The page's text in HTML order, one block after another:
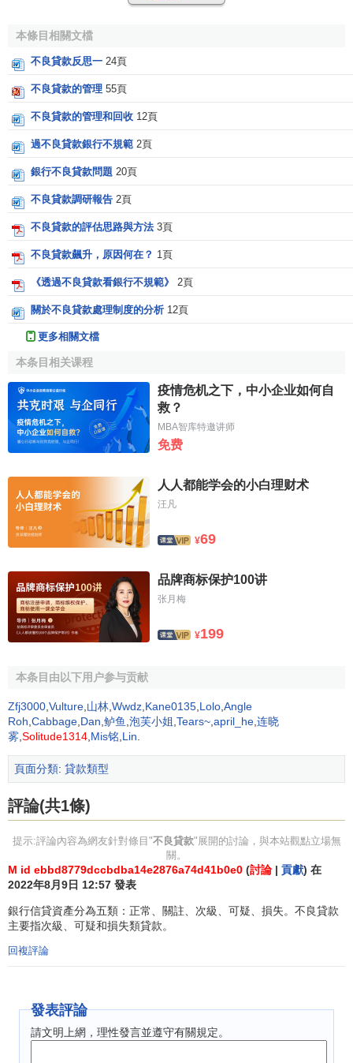
不僅企業、企業主管部門以及地方黨政部門的許多人這樣認
為，就連我國銀行的一些幹部職工也都這樣認為。當問到企
說是國家給的，更有一些國有企業的領導人甚至認為，
企業借國有銀行的錢，就好比是一個人把他的錢從一個口袋
挪到另一個口袋，償不償還都無所謂。國有銀行的資產被全
部看作是國有資產，國有銀行的錢被認為是姓“公”，這是導致
我國銀行不良貸款產生的思想根源。
實際上，從國家銀行的
自有資金在國家銀行信貸資金來源中所占的比重很小，國家
銀行的錢主要來自存款，各項存款在國家銀行信貸資金來源
中占的比重在60％左右，而各項存款中有一半以上是
款，儲蓄存款在國家銀行信貸資金來源中占到三分之一左
右，我國銀行的錢主要是存款人的錢，國有銀行的資產主要
的錢集中起來，另一方面作為債權人將錢貸給借款人，從這
個意義上說，銀行對不該貸的客戶提供貸款，就是對存款人
的不負責任的行為，甚至可以說是對存款人的犯罪。
2、借款人信用觀念不強，償債能力
長期以來，我國企業一直不是真正自主經營、自負盈虧
的市場競爭
主體。改革開放以後，這一狀況雖然有所改善，
但並沒有從根本上加以改變，一些企業吃銀行信貸資金“大鍋
飯”的思想依然比較嚴重，信用觀念不強，主要表現為“倒逼”
銀行貸款，逃避銀行債務。
一些企業信用觀念不強，與我國對不講信用的企業及其
負責人缺乏嚴厲、有效的製裁措施有關，與企業的
太低有著直接的關係。導致企業償債能力太低的原因是多方
業或項目沒有進行周密的可行性研究
不能上，但有些領導卻拍著胸脯上了，造成決策失誤；企業
經營管理不善，投入產出率低，經營效益 不好；企業的社會
負擔和其他負擔沉重，承擔著部分政策性職能，使企業舉借
的大量資金被用於非生產性開支，等等。實際上，我國企業
的債務負擔已經非常沉重，而且有愈來愈重之勢，我國許多
企業已不具備完全的
務，而企業要生存和發展，就必須設法增加其資金來源，減
輕其債務負擔，在這種情況下，企業拖欠銀行貸款、逃廢銀
因此，減輕企業債務負擔具有必要性和緊迫性。但是減
輕企業債務負擔不能損害銀行的正當合法權益，更不能把逃
廢銀行債務作為減輕企業債務負擔的主要途徑。銀行債務轉
股權雖然能大大減輕
權轉股權為法律所不允許。銀行債權轉股權實際上是將銀行
不良債權轉變為不良股權，只不過改變了一下銀行
本條目相關文檔
不良貸款反思一 24頁
不良貸款的管理 55頁
不良貸款的管理和回收 12頁
過不良貸款銀行不規範 2頁
銀行不良貸款問題 20頁
不良貸款調研報告 2頁
不良貸款的評估思路與方法 3頁
不良貸款飆升，原因何在？ 1頁
《透過不良貸款看銀行不規範》 2頁
關於不良貸款處理制度的分析 12頁
更多相關文檔
本条目相关课程
疫情危机之下，中小企业如何自
救？
MBA智库特邀讲师
免费
人人都能学会的小白理财术
汪凡
¥69
品牌商标保护100讲
张月梅
¥199
本条目由以下用户参与贡献
Zfj3000 Vulture 山林 Wwdz Kane0135 Lolo Angle
Roh Cabbage Dan 鲈鱼 泡芙小姐 Tears~ april_he 连晓
雾 Solitude1314 Mis铭 Lin
頁面分類: 貸款類型
評論(共1條)
提示:評論內容為網友針對條目"不良貸款"展開的討論，與本站觀點立場無
關。
M id ebbd8779dccbdba14e2876a74d41b0e0 (討論 | 貢獻) 在
2022年8月9日 12:57 發表
銀行信貸資產分為五類：正常、關註、次級、可疑、損失。不良貸款
主要指次級、可疑和損失類貸款。
回複評論
發表評論
請文明上網，理性發言並遵守有關規定。